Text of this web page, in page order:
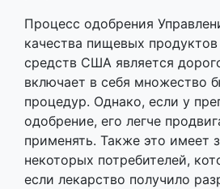
Процесс одобрения
качества пищевых
средств США является
включает в себя множество
процедур. Однако, если у
одобрение, его легче
применять. Также это имеет
некоторых потребителей,
если лекарство получило